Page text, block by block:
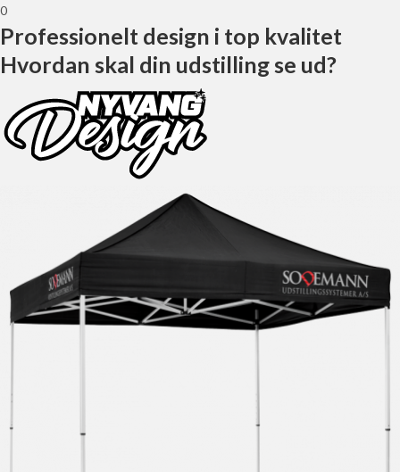
0
Professionelt design i top kvalitet
Hvordan skal din udstilling se ud?